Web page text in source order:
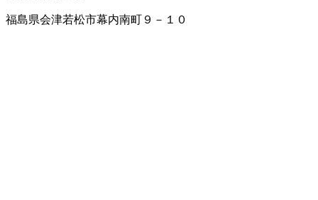
福島県会津若松市幕内南町９－１０